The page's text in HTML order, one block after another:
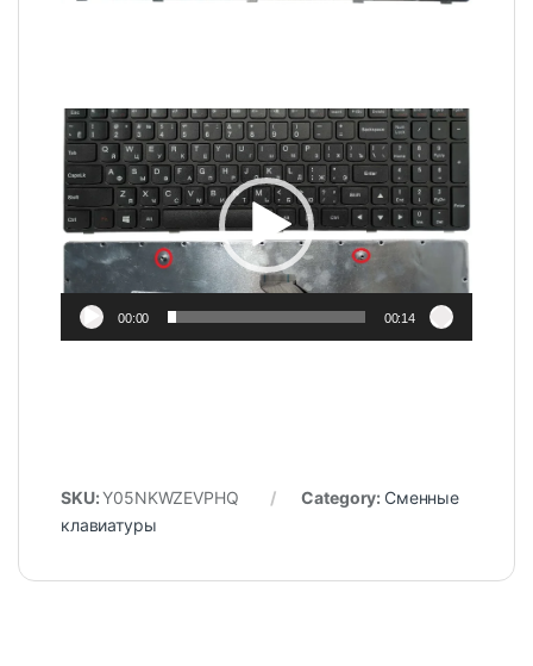
Video
Player
00:00 00:14
SKU:Y05NKWZEVPHQ Category: Сменные
клавиатуры